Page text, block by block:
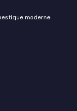
moderne